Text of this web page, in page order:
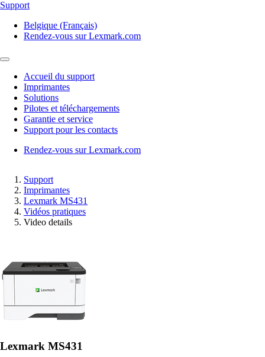
Support
Belgique (Français)
Rendez-vous sur Lexmark.com
Accueil du support
Imprimantes
Solutions
Pilotes et téléchargements
Garantie et service
Support pour les contacts
Rendez-vous sur Lexmark.com
Support
Imprimantes
Lexmark MS431
Vidéos pratiques
Video details
Lexmark MS431